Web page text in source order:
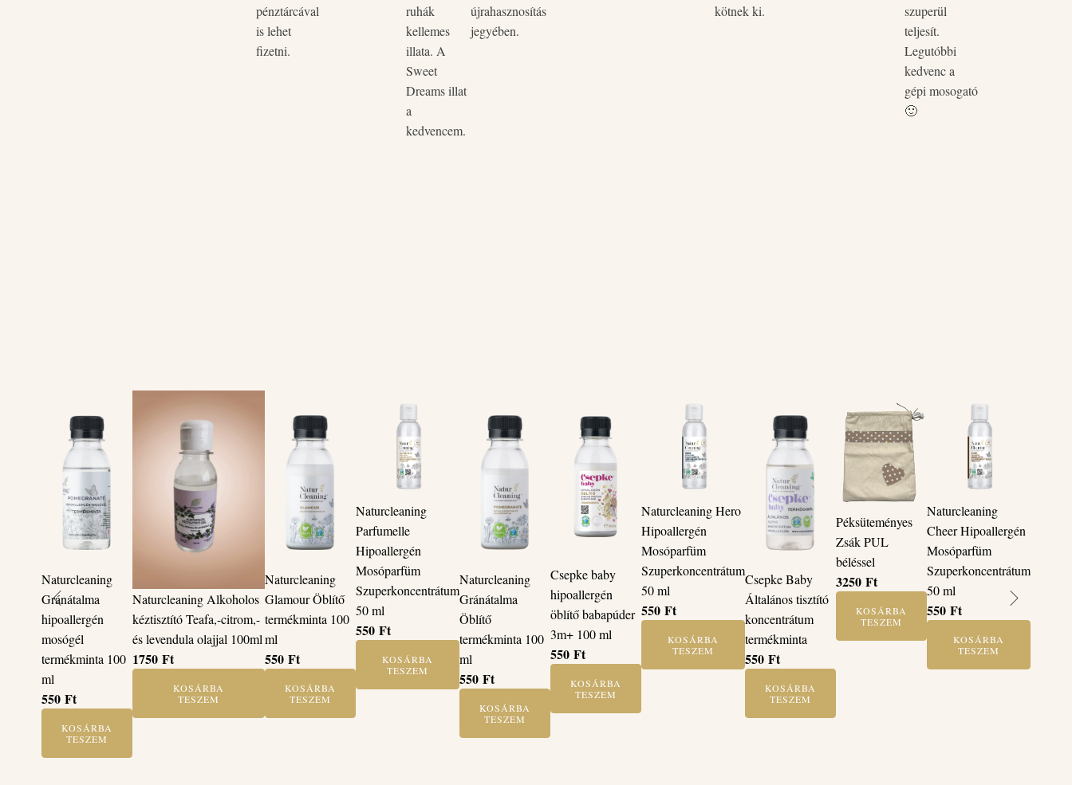
pénztárcával
is lehet
fizetni.
ruhák
kellemes
illata. A
Sweet
Dreams illat
a
kedvencem.
újrahasznosítás
jegyében.
kötnek ki.
szuperül
teljesít.
Legutóbbi
kedvenc a
gépi mosogató
🙂
Naturcleaning
Gránátalma
hipoallergén
mosógél
termékminta 100
ml
550 Ft
KOSÁRBA
TESZEM
Naturcleaning Alkoholos
kéztisztító Teafa,-citrom,-
és levendula olajjal 100ml
1750 Ft
KOSÁRBA
TESZEM
Naturcleaning
Glamour Öblítő
termékminta 100
ml
550 Ft
KOSÁRBA
TESZEM
Naturcleaning
Parfumelle
Hipoallergén
Mosóparfüm
Szuperkoncentrátum
50 ml
550 Ft
KOSÁRBA
TESZEM
Naturcleaning
Gránátalma
Öblítő
termékminta 100
ml
550 Ft
KOSÁRBA
TESZEM
Csepke baby
hipoallergén
öblítő babapúder
3m+ 100 ml
550 Ft
KOSÁRBA
TESZEM
Naturcleaning Hero
Hipoallergén
Mosóparfüm
Szuperkoncentrátum
50 ml
550 Ft
KOSÁRBA
TESZEM
Csepke Baby
Általános tisztító
koncentrátum
termékminta
550 Ft
KOSÁRBA
TESZEM
Péksüteményes
Zsák PUL
béléssel
3250 Ft
KOSÁRBA
TESZEM
Naturcleaning
Cheer Hipoallergén
Mosóparfüm
Szuperkoncentrátum
50 ml
550 Ft
KOSÁRBA
TESZEM